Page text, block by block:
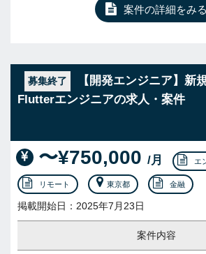
案件の詳細をみる
募集終了
【開発エンジニア】新
Flutterエンジニアの求人・案件
〜¥750,000 /月 エ
リモート 東京都 金融
掲載開始日：2025年7月23日
案件内容